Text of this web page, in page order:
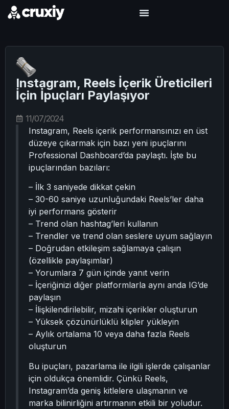
Instagram, Reels İçerik Üreticileri
İçin İpuçları Paylaşıyor
11/07/2024
Instagram, Reels içerik performansınızı en üst
düzeye çıkarmak için bazı yeni ipuçlarını
Professional Dashboard’da paylaştı. İşte bu
ipuçlarından bazıları:
– İlk 3 saniyede dikkat çekin
– 30-60 saniye uzunluğundaki Reels’ler daha
iyi performans gösterir
– Trend olan hashtag’leri kullanın
– Trendler ve trend olan seslere uyum sağlayın
– Doğrudan etkileşim sağlamaya çalışın
(özellikle paylaşımlar)
– Yorumlara 7 gün içinde yanıt verin
– İçeriğinizi diğer platformlarla aynı anda IG’de
paylaşın
– İlişkilendirilebilir, mizahi içerikler oluşturun
– Yüksek çözünürlüklü klipler yükleyin
– Aylık ortalama 10 veya daha fazla Reels
oluşturun
Bu ipuçları, pazarlama ile ilgili işlerde çalışanlar
için oldukça önemlidir. Çünkü Reels,
Instagram’da geniş kitlelere ulaşmanın ve
marka bilinirliğini artırmanın etkili bir yoludur.